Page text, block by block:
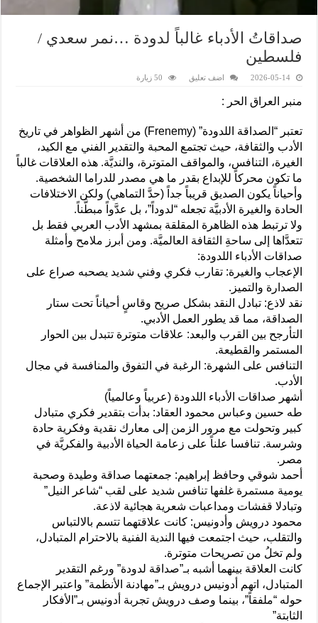
صداقاتُ الأدباء غالباً لدودة …نمر سعدي /
فلسطين
2026-05-14 اضف تعليق 50 زيارة
منبر العراق الحر :
تعتبر “الصداقة اللدودة” (Frenemy) من أشهر الظواهر في تاريخ
الأدب والثقافة، حيث تجتمع المحبة والتقدير الفني مع الكيد،
الغيرة، التنافس، والمواقف المتوترة، والنديَّة. هذه العلاقات غالباً
ما تكون محركاً للإبداع بقدر ما هي مصدر للدراما الشخصية.
وأحياناً يكون الصديق قريباً جداً (حدَّ التماهي) ولكن الاختلافات
الحادة والغيرة الأدبيَّة تجعله “لدوداً”، بل عدَّواً مبطَّناً.
ولا ترتبط هذه الظاهرة المقلقة بمشهد الأدب العربي فقط بل
تتعدَّاها إلى ساحةِ الثقافة العالميَّة. ومن أبرز ملامح وأمثلة
صداقات الأدباء اللدودة:
الإعجاب والغيرة: تقارب فكري وفني شديد يصحبه صراع على
الصدارة والتميز.
نقد لاذع: تبادل النقد بشكل صريح وقاسٍ أحياناً تحت ستار
الصداقة، مما قد يطور العمل الأدبي.
التأرجح بين القرب والبعد: علاقات متوترة تتبدل بين الحوار
المستمر والقطيعة.
التنافس على الشهرة: الرغبة في التفوق والمنافسة في مجال
الأدب.
أشهر صداقات الأدباء اللدودة (عربياً وعالمياً)
طه حسين وعباس محمود العقاد: بدأت بتقدير فكري متبادل
كبير وتحولت مع مرور الزمن إلى معارك نقدية وفكرية حادة
وشرسة. تنافسا علناً على زعامة الحياة الأدبية والفكريَّة في
مصر.
أحمد شوقي وحافظ إبراهيم: جمعتهما صداقة وطيدة وصحبة
يومية مستمرة غلفها تنافس شديد على لقب “شاعر النيل”
وتبادلا قفشات ومداعبات شعرية هجائية لاذعة.
محمود درويش وأدونيس: كانت علاقتهما تتسم بالالتباس
والتقلب، حيث اجتمعت فيها الندية الفنية بالاحترام المتبادل،
ولم تخلُ من تصريحات متوترة.
كانت العلاقة بينهما أشبه بـ”صداقة لدودة” ورغم التقدير
المتبادل، اتهم أدونيس درويش بـ”مهادنة الأنظمة” واعتبر الإجماع
حوله “ملفقاً”، بينما وصف درويش تجربة أدونيس بـ”الأفكار
الثابتة”